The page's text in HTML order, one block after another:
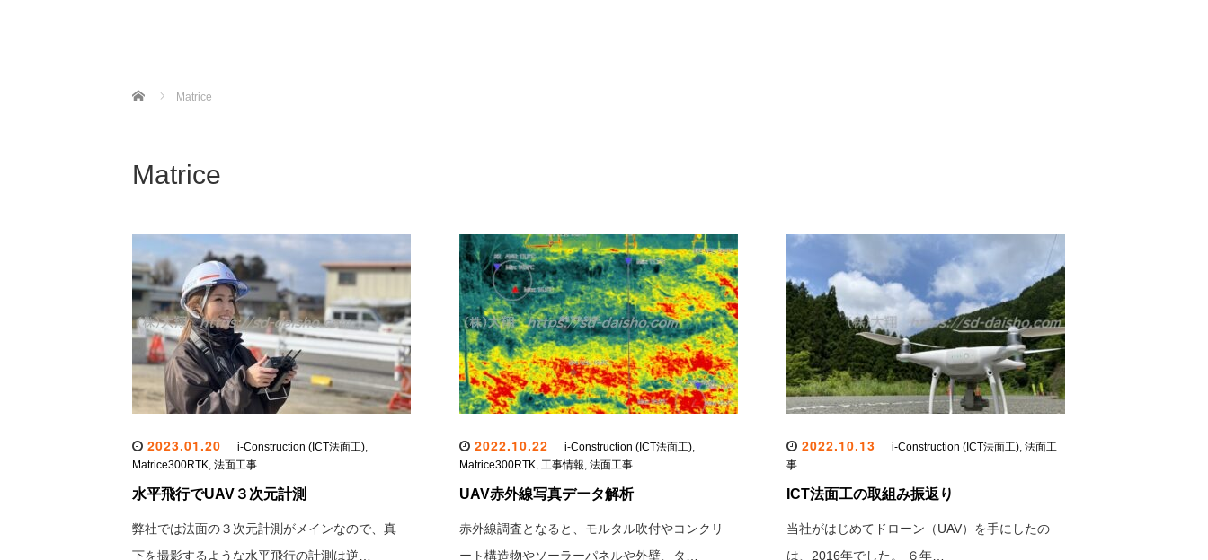
Home Matrice
Matrice
2023.01.20 i-Construction (ICT法面工),
Matrice300RTK, 法面工事
水平飛行でUAV３次元計測
弊社では法面の３次元計測がメインなので、真
下を撮影するような水平飛行の計測は逆…
2022.10.22 i-Construction (ICT法面工),
Matrice300RTK, 工事情報, 法面工事
UAV赤外線写真データ解析
赤外線調査となると、モルタル吹付やコンクリ
ート構造物やソーラーパネルや外壁、タ…
2022.10.13 i-Construction (ICT法面工), 法面工
事
ICT法面工の取組み振返り
当社がはじめてドローン（UAV）を手にしたの
は、2016年でした。 ６年…